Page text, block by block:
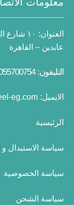
العنوان:
١٠
عابدين – القاهرة
التليفون: 01055700754 2+
الايميل: eg.com
الرئيسية
سياسة الاستبدال و
سياسة الخصوصية
سياسة الشحن